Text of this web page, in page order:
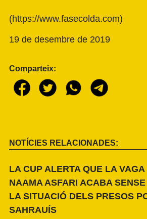
(https://www.fasecolda.com)
19 de desembre de 2019
Comparteix:
NOTÍCIES RELACIONADES:
LA CUP ALERTA QUE LA
NAAMA ASFARI ACABA
LA SITUACIÓ DELS PRESOS
SAHRAUÍS